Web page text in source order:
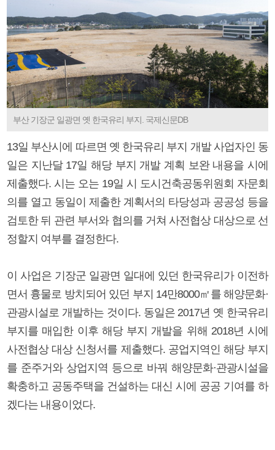
부산 기장군 일광면 옛 한국유리 부지. 국제신문DB
13일 부산시에 따르면 옛 한국유리 부지 개발 사업자인 동
일은 지난달 17일 해당 부지 개발 계획 보완 내용을 시에
제출했다. 시는 오는 19일 시 도시건축공동위원회 자문회
의를 열고 동일이 제출한 계획서의 타당성과 공공성 등을
검토한 뒤 관련 부서와 협의를 거쳐 사전협상 대상으로 선
정할지 여부를 결정한다.
이 사업은 기장군 일광면 일대에 있던 한국유리가 이전하
면서 흉물로 방치되어 있던 부지 14만8000㎡를 해양문화·
관광시설로 개발하는 것이다. 동일은 2017년 옛 한국유리
부지를 매입한 이후 해당 부지 개발을 위해 2018년 시에
사전협상 대상 신청서를 제출했다. 공업지역인 해당 부지
를 준주거와 상업지역 등으로 바꿔 해양문화·관광시설을
확충하고 공동주택을 건설하는 대신 시에 공공 기여를 하
겠다는 내용이었다.